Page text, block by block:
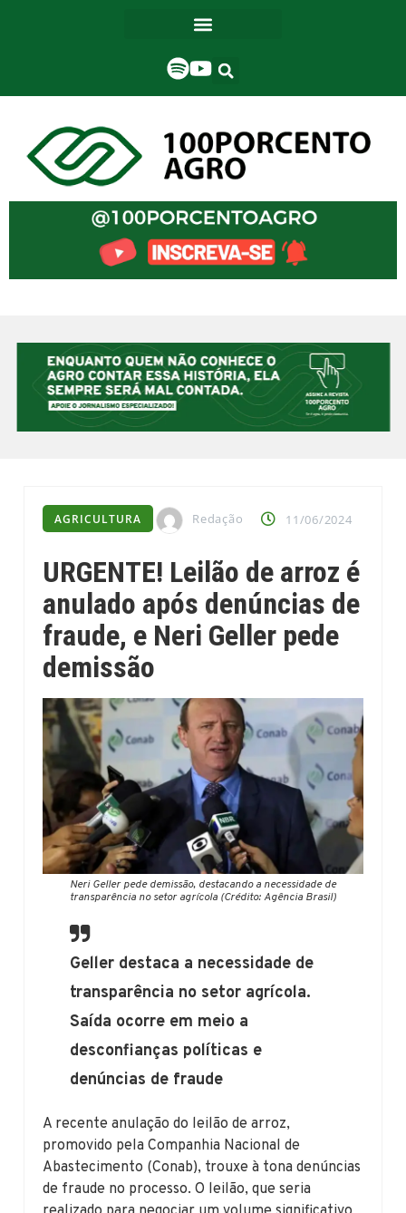
AGRICULTURA Redação 11/06/2024
URGENTE! Leilão de arroz é
anulado após denúncias de
fraude, e Neri Geller pede
demissão
Neri Geller pede demissão, destacando a necessidade de
transparência no setor agrícola (Crédito: Agência Brasil)
Geller destaca a necessidade de
transparência no setor agrícola.
Saída ocorre em meio a
desconfianças políticas e
denúncias de fraude
A recente anulação do leilão de arroz,
promovido pela Companhia Nacional de
Abastecimento (Conab), trouxe à tona denúncias
de fraude no processo. O leilão, que seria